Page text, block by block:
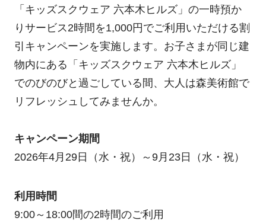
「キッズスクウェア 六本木ヒルズ」の一時預か
りサービス2時間を1,000円でご利用いただける割
引キャンペーンを実施します。お子さまが同じ建
物内にある「キッズスクウェア 六本木ヒルズ」
でのびのびと過ごしている間、大人は森美術館で
リフレッシュしてみませんか。
キャンペーン期間
2026年4月29日（水・祝）～9月23日（水・祝）
利用時間
9:00～18:00間の2時間のご利用